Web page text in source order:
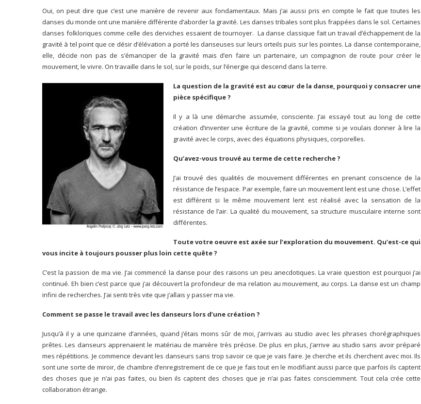
Oui, on peut dire que c’est une manière de revenir aux fondamentaux. Mais j’ai aussi pris en compte le fait que toutes les
danses du monde ont une manière différente d’aborder la gravité. Les danses tribales sont plus frappées dans le sol. Certaines
danses folkloriques comme celle des derviches essaient de tournoyer. La danse classique fait un travail d’échappement de la
gravité à tel point que ce désir d’élévation a porté les danseuses sur leurs orteils puis sur les pointes. La danse contemporaine,
elle, décide non pas de s’émanciper de la gravité mais d’en faire un partenaire, un compagnon de route pour créer le
mouvement, le vivre. On travaille dans le sol, sur le poids, sur l’énergie qui descend dans la terre.
La question de la gravité est au cœur de la danse, pourquoi y consacrer une
pièce spécifique ?
Il y a là une démarche assumée, consciente. J’ai essayé tout au long de cette
création d’inventer une écriture de la gravité, comme si je voulais donner à lire la
gravité avec le corps, avec des équations physiques, corporelles.
Qu’avez-vous trouvé au terme de cette recherche ?
J’ai trouvé des qualités de mouvement différentes en prenant conscience de la
résistance de l’espace. Par exemple, faire un mouvement lent est une chose. L’effet
est différent si le même mouvement lent est réalisé avec la sensation de la
résistance de l’air. La qualité du mouvement, sa structure musculaire interne sont
différentes.
Toute votre oeuvre est axée sur l’exploration du mouvement. Qu’est-ce qui
vous incite à toujours pousser plus loin cette quête ?
C’est la passion de ma vie. J’ai commencé la danse pour des raisons un peu anecdotiques. La vraie question est pourquoi j’ai
continué. Eh bien c’est parce que j’ai découvert la profondeur de ma relation au mouvement, au corps. La danse est un champ
infini de recherches. J’ai senti très vite que j’allais y passer ma vie.
Comment se passe le travail avec les danseurs lors d’une création ?
Jusqu’à il y a une quinzaine d’années, quand j’étais moins sûr de moi, j’arrivais au studio avec les phrases chorégraphiques
prêtes. Les danseurs apprenaient le matériau de manière très précise. De plus en plus, j’arrive au studio sans avoir préparé
mes répétitions. Je commence devant les danseurs sans trop savoir ce que je vais faire. Je cherche et ils cherchent avec moi. Ils
sont une sorte de miroir, de chambre d’enregistrement de ce que je fais tout en le modifiant aussi parce que parfois ils captent
des choses que je n’ai pas faites, ou bien ils captent des choses que je n’ai pas faites consciemment. Tout cela crée cette
collaboration étrange.